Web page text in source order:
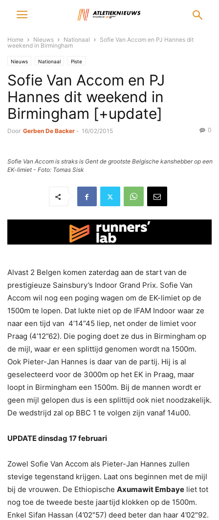
Home Nieuws Nationaal
Sofie Van Accom en PJ Hannes dit
weekend in Birmingham
Nieuws Nationaal Piste
Sofie Van Accom en PJ
Hannes dit weekend in
Birmingham [+update]
Door Gerben De Backer - 16/02/2015 0
Sofie Van Accom is straks is Gent de grootste Belgische kanshebber op een
EK-limiet - Foto: Tomas Sisk
Alvast 2 Belgen komen zaterdag aan de start van de
prestigieuze Sainsbury’s Indoor Grand Prix. Sofie Van
Accom wil nog een poging wagen om de EK-limiet op de
1500m te lopen. Dat lukte niet op de IFAM Indoor waar ze
naar een tijd van 4’14”45 liep, net onder de limiet voor
Praag (4’12”62). Die poging doet ze dus in Birmingham op
de mijl, waar er een splittijd genomen wordt na 1500m.
Ook Pieter-Jan Hannes is daar van de partij. Hij is al
geselecteerd voor de 3000m op het EK in Praag, maar
loopt in Birmingham een 1500m. Bij de mannen wordt er
geen mijl gelopen dus is een splittijd ook niet noodzakelijk.
De wedstrijd zal op BBC 1 te volgen zijn vanaf 14u00.
UPDATE dinsdag 17 februari
Zowel Sofie Van Accom als Pieter-Jan Hannes zullen
stevige tegenstand krijgen. Laat ons beginnen met de mijl
bij de vrouwen. De Ethiopische Axumawit Embaye liet tot
nog toe de tweede beste jaartijd klokken op de 1500m.
Enkel Sifan Hassan (4’02″57) deed beter dan haar 4’02″92.